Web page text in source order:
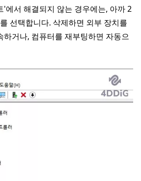
'에서 해결되지 않는 경우에는, 아까 2
선택합니다. 삭제하면 외부 장치를
하거나, 컴퓨터를 재부팅하면 자동으